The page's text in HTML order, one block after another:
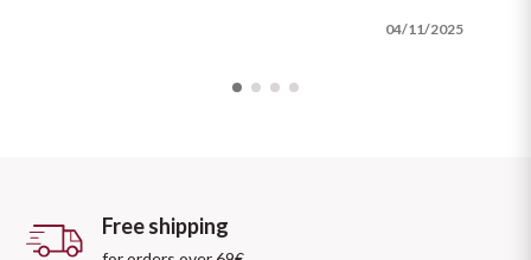
04/11/2025
Free shipping